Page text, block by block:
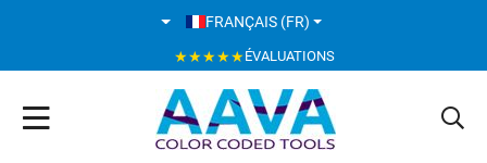
SÉLECTIONNEZ VOTRE LANGUE
FRANÇAIS (FR)
★★★★★ÉVALUATIONS